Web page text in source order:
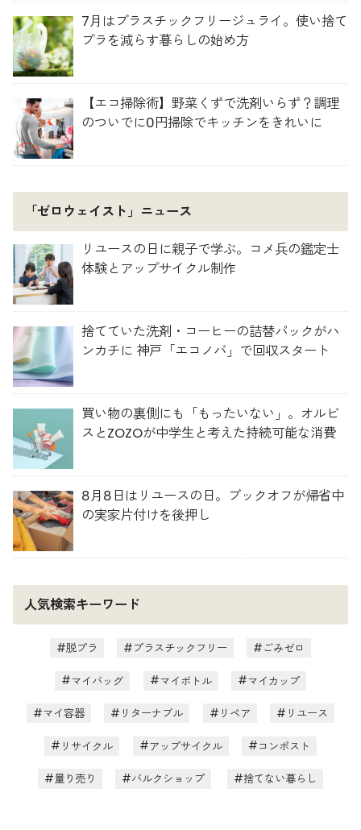
7月はプラスチックフリージュライ。使い捨て
プラを減らす暮らしの始め方
【エコ掃除術】野菜くずで洗剤いらず？調理
のついでに0円掃除でキッチンをきれいに
「ゼロウェイスト」ニュース
リユースの日に親子で学ぶ。コメ兵の鑑定士
体験とアップサイクル制作
捨てていた洗剤・コーヒーの詰替パックがハ
ンカチに 神戸「エコノバ」で回収スタート
買い物の裏側にも「もったいない」。オルビ
スとZOZOが中学生と考えた持続可能な消費
8月8日はリユースの日。ブックオフが帰省中
の実家片付けを後押し
人気検索キーワード
脱プラ プラスチックフリー ごみゼロ
マイバッグ マイボトル マイカップ
マイ容器 リターナブル リペア リユース
リサイクル アップサイクル コンポスト
量り売り バルクショップ 捨てない暮らし